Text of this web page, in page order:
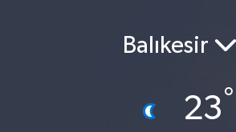
Balıkesir
23°